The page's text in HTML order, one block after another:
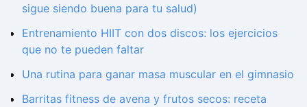
sigue siendo buena para tu salud)
Entrenamiento HIIT con dos discos: los ejercicios
que no te pueden faltar
Una rutina para ganar masa muscular en el gimnasio
Barritas fitness de avena y frutos secos: receta